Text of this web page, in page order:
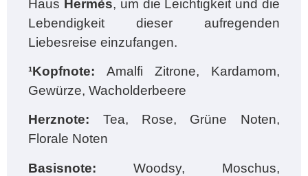
Haus Hermès, um die Leichtigkeit und die
Lebendigkeit dieser aufregenden
Liebesreise einzufangen.
¹Kopfnote:Amalfi Zitrone, Kardamom,
Gewürze, Wacholderbeere
Herznote: Tea, Rose, Grüne Noten,
Florale Noten
Basisnote: Woodsy, Moschus,